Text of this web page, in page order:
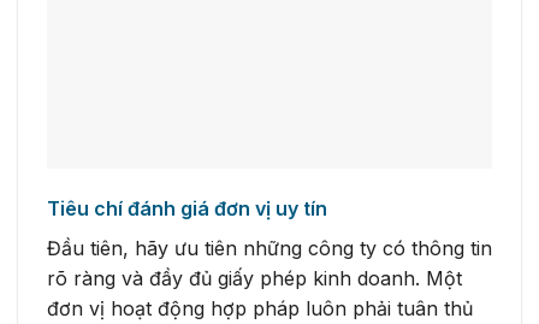
Tiêu chí đánh giá đơn vị uy tín
Đầu tiên, hãy ưu tiên những công ty có thông tin
rõ ràng và đầy đủ giấy phép kinh doanh. Một
đơn vị hoạt động hợp pháp luôn phải tuân thủ